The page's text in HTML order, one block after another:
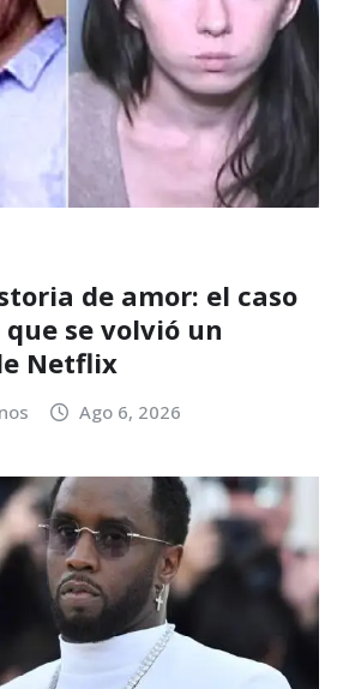
de amor: el caso
se volvió un
Netflix
Ago 6, 2026